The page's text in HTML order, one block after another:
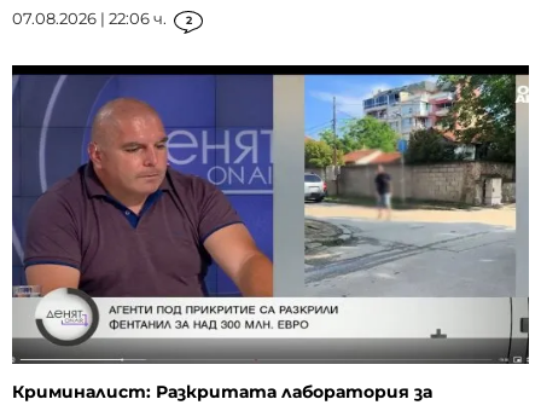
07.08.2026 | 22:06 ч. 2
Криминалист: Разкритата лаборатория за